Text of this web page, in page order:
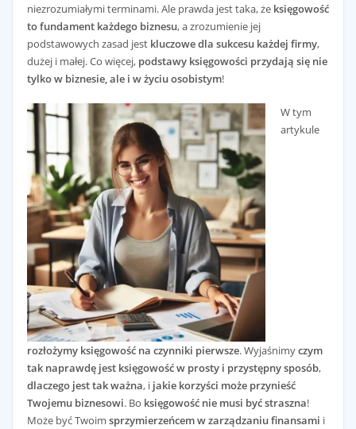
niezrozumiałymi terminami. Ale prawda jest taka, że księgowość
to fundament każdego biznesu, a zrozumienie jej
podstawowych zasad jest kluczowe dla sukcesu każdej firmy,
dużej i małej. Co więcej, podstawy księgowości przydają się nie
tylko w biznesie, ale i w życiu osobistym!
W tym
artykule
rozłożymy księgowość na czynniki pierwsze. Wyjaśnimyczym
tak naprawdę jest księgowość w prosty i przystępny sposób,
dlaczego jest tak ważna, i jakie korzyści może przynieść
Twojemu biznesowi. Bo księgowość nie musi być straszna!
Może być Twoim sprzymierzeńcem w zarządzaniu finansami i